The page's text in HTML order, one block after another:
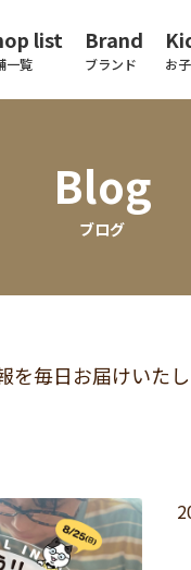
list
一覧
Brand
ブランド お
Blog
ブログ
毎日お届けいたし